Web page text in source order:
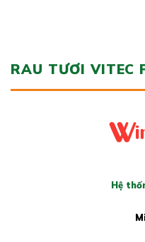
RAU TƯƠI VITEC
Hệ